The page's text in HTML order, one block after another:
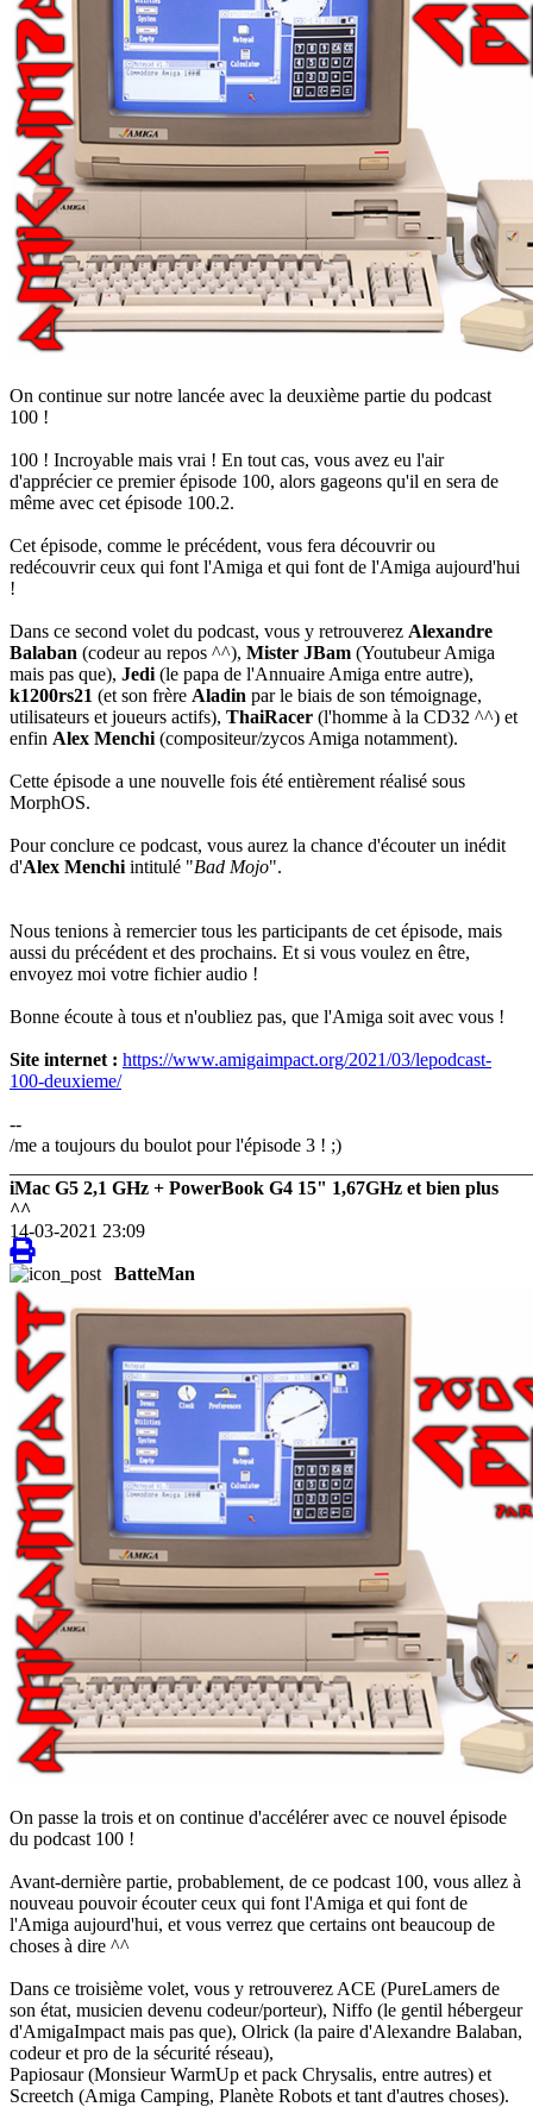
On continue sur notre lancée avec la deuxième partie du podcast
100 !
100 ! Incroyable mais vrai ! En tout cas, vous avez eu l'air
d'apprécier ce premier épisode 100, alors gageons qu'il en sera de
même avec cet épisode 100.2.
Cet épisode, comme le précédent, vous fera découvrir ou
redécouvrir ceux qui font l'Amiga et qui font de l'Amiga aujourd'hui
!
Dans ce second volet du podcast, vous y retrouverez Alexandre
Balaban (codeur au repos ^^), Mister JBam (Youtubeur Amiga
mais pas que), Jedi (le papa de l'Annuaire Amiga entre autre),
k1200rs21 (et son frère Aladin par le biais de son témoignage,
utilisateurs et joueurs actifs), ThaiRacer (l'homme à la CD32 ^^) et
enfin Alex Menchi (compositeur/zycos Amiga notamment).
Cette épisode a une nouvelle fois été entièrement réalisé sous
MorphOS.
Pour conclure ce podcast, vous aurez la chance d'écouter un inédit
d'Alex Menchi intitulé "Bad Mojo".
Nous tenions à remercier tous les participants de cet épisode, mais
aussi du précédent et des prochains. Et si vous voulez en être,
envoyez moi votre fichier audio !
Bonne écoute à tous et n'oubliez pas, que l'Amiga soit avec vous !
Site internet : https://www.amigaimpact.org/2021/03/lepodcast-
100-deuxieme/
--
/me a toujours du boulot pour l'épisode 3 ! ;)
iMac G5 2,1 GHz + PowerBook G4 15" 1,67GHz et bien plus
^^
14-03-2021 23:09
BatteMan
On passe la trois et on continue d'accélérer avec ce nouvel épisode
du podcast 100 !
Avant-dernière partie, probablement, de ce podcast 100, vous allez à
nouveau pouvoir écouter ceux qui font l'Amiga et qui font de
l'Amiga aujourd'hui, et vous verrez que certains ont beaucoup de
choses à dire ^^
Dans ce troisième volet, vous y retrouverez ACE (PureLamers de
son état, musicien devenu codeur/porteur), Niffo (le gentil hébergeur
d'AmigaImpact mais pas que), Olrick (la paire d'Alexandre Balaban,
codeur et pro de la sécurité réseau),
Papiosaur (Monsieur WarmUp et pack Chrysalis, entre autres) et
Screetch (Amiga Camping, Planète Robots et tant d'autres choses).